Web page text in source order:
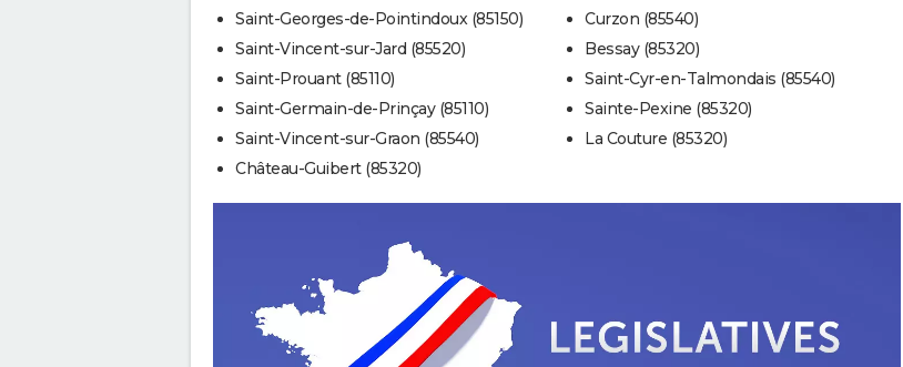
Saint-Georges-de-Pointindoux (85150)
Saint-Vincent-sur-Jard (85520)
Saint-Prouant (85110)
Saint-Germain-de-Prinçay (85110)
Saint-Vincent-sur-Graon (85540)
Château-Guibert (85320)
Curzon (85540)
Bessay (85320)
Saint-Cyr-en-Talmondais (85540)
Sainte-Pexine (85320)
La Couture (85320)